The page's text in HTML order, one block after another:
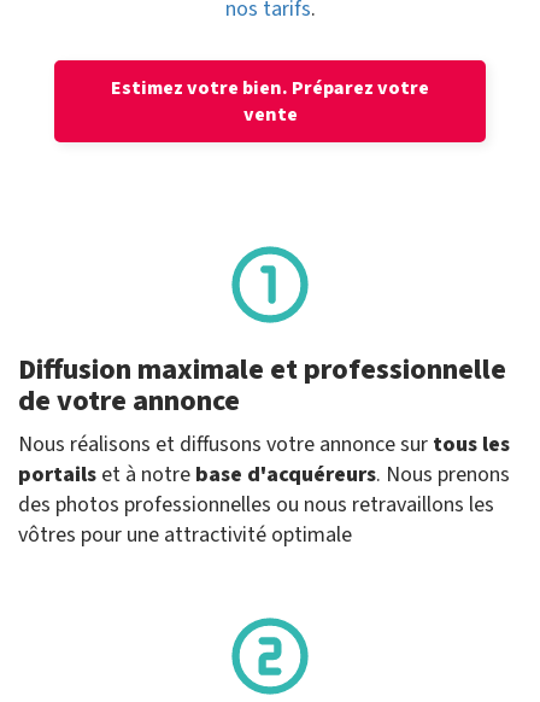
nos tarifs.
Estimez votre bien. Préparez votre
vente
Diffusion maximale et professionnelle
de votre annonce
Nous réalisons et diffusons votre annonce sur tous les
portails et à notre base d'acquéreurs. Nous prenons
des photos professionnelles ou nous retravaillons les
vôtres pour une attractivité optimale